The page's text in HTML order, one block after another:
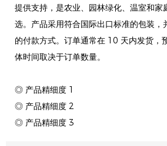
提供支持，是农业、园林绿化、温室和家
选。产品采用符合国际出口标准的包装，
的付款方式。订单通常在 10 天内发货，
体时间取决于订单数量。
◎ 产品精细度 1
◎ 产品精细度 2
◎ 产品精细度 3